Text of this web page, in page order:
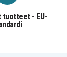
tuotteet - EU-